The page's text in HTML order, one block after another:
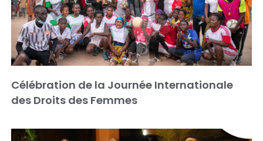
Célébration de la Journée Internationale
des Droits des Femmes